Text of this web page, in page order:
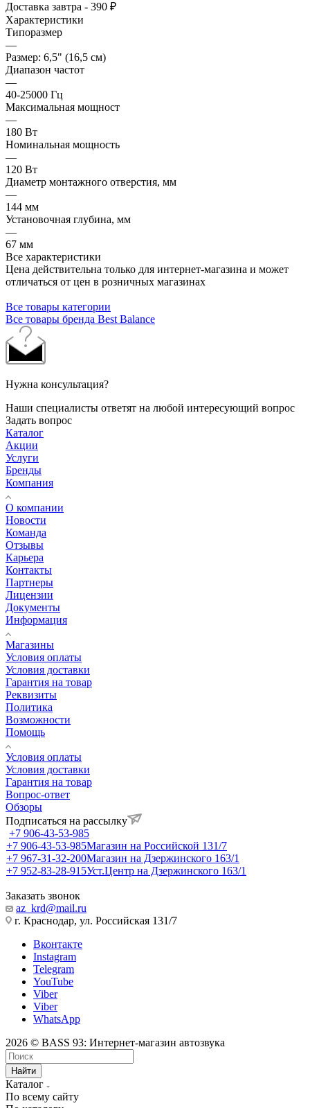
Доставка завтра - 390 ₽
Характеристики
Типоразмер
—
Размер: 6,5" (16,5 см)
Диапазон частот
—
40-25000 Гц
Максимальная мощност
—
180 Вт
Номинальная мощность
—
120 Вт
Диаметр монтажного отверстия, мм
—
144 мм
Установочная глубина, мм
—
67 мм
Все характеристики
Цена действительна только для интернет-магазина и может
отличаться от цен в розничных магазинах
Все товары категории
Все товары бренда Best Balance
Нужна консультация?
Наши специалисты ответят на любой интересующий вопрос
Задать вопрос
Каталог
Акции
Услуги
Бренды
Компания
О компании
Новости
Команда
Отзывы
Карьера
Контакты
Партнеры
Лицензии
Документы
Информация
Магазины
Условия оплаты
Условия доставки
Гарантия на товар
Реквизиты
Политика
Возможности
Помощь
Условия оплаты
Условия доставки
Гарантия на товар
Вопрос-ответ
Обзоры
Подписаться на рассылку
+7 906-43-53-985
+7 906-43-53-985Магазин на Российской 131/7
+7 967-31-32-200Магазин на Дзержинского 163/1
+7 952-83-28-915Уст.Центр на Дзержинского 163/1
Заказать звонок
az_krd@mail.ru
г. Краснодар, ул. Российская 131/7
Вконтакте
Instagram
Telegram
YouTube
Viber
Viber
WhatsApp
2026 © BASS 93: Интернет-магазин автозвука
Найти
Каталог
По всему сайту